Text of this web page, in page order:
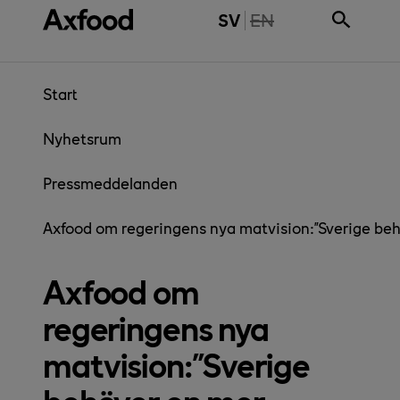
Gå direkt till innehåll SV THE PAGE IS NOT
EN
Start
Nyhetsrum
Pressmeddelanden
Axfood om regeringens nya matvision:”Sverige
Axfood om
regeringens nya
matvision:”Sverige